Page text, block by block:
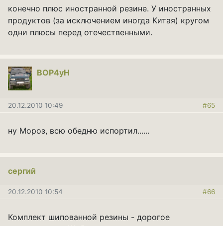
конечно плюс иностранной резине. У иностранных
продуктов (за исключением иногда Китая) кругом
одни плюсы перед отечественными.
BOP4yH
20.12.2010 10:49 #65
ну Мороз, всю обедню испортил......
сергий
20.12.2010 10:54 #66
Комплект шипованной резины - дорогое